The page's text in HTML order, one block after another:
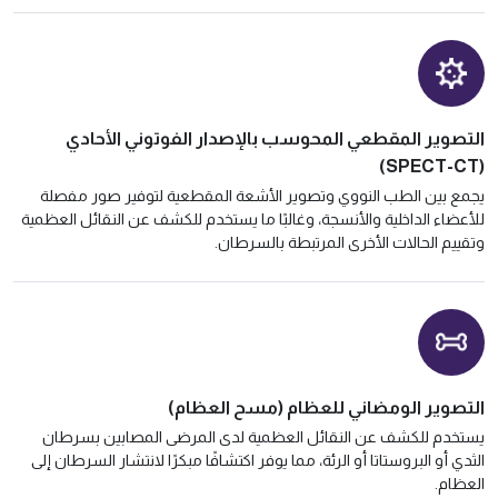
التصوير المقطعي المحوسب بالإصدار الفوتوني الأحادي
(SPECT-CT)
يجمع بين الطب النووي وتصوير الأشعة المقطعية لتوفير صور مفصلة
للأعضاء الداخلية والأنسجة، وغالبًا ما يستخدم للكشف عن النقائل العظمية
وتقييم الحالات الأخرى المرتبطة بالسرطان.
التصوير الومضاني للعظام (مسح العظام)
يستخدم للكشف عن النقائل العظمية لدى المرضى المصابين بسرطان
الثدي أو البروستاتا أو الرئة، مما يوفر اكتشافًا مبكرًا لانتشار السرطان إلى
العظام.